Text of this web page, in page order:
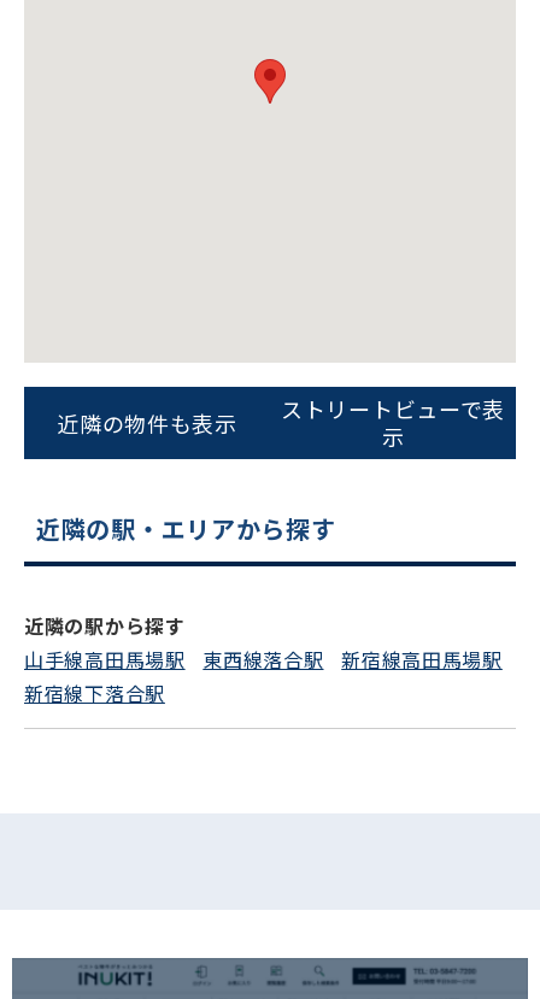
をお伝えいただくと
スムーズにご案内できます
0120-620-213
電話でお問い合わせ
近隣の物件も表示
ストリートビューで表
示
近隣の駅・エリアから探す
近隣の駅から探す
山手線高田馬場駅
東西線落合駅
新宿線高田馬場駅
新宿線下落合駅